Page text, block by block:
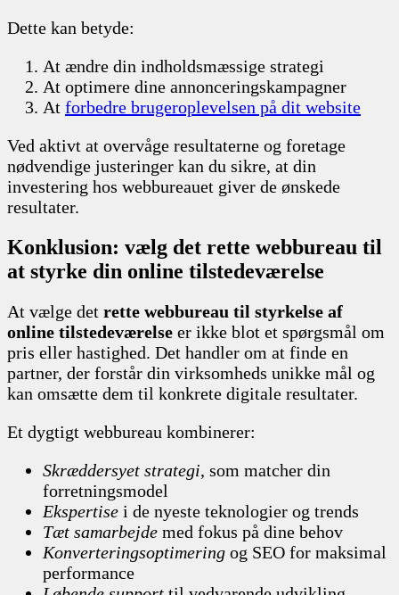
Dette kan betyde:
At ændre din indholdsmæssige strategi
At optimere dine annonceringskampagner
At forbedre brugeroplevelsen på dit website
Ved aktivt at overvåge resultaterne og foretage
nødvendige justeringer kan du sikre, at din
investering hos webbureauet giver de ønskede
resultater.
Konklusion: vælg det rette webbureau til
at styrke din online tilstedeværelse
At vælge det rette webbureau til styrkelse af
online tilstedeværelse er ikke blot et spørgsmål om
pris eller hastighed. Det handler om at finde en
partner, der forstår din virksomheds unikke mål og
kan omsætte dem til konkrete digitale resultater.
Et dygtigt webbureau kombinerer:
Skræddersyet strategi, som matcher din
forretningsmodel
Ekspertise i de nyeste teknologier og trends
Tæt samarbejde med fokus på dine behov
Konverteringsoptimering og SEO for maksimal
performance